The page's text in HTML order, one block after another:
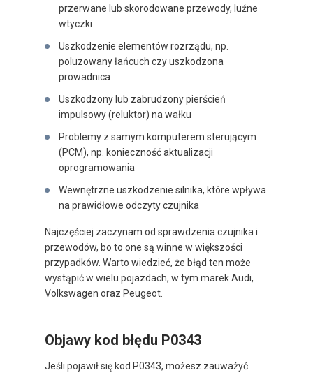
przerwane lub skorodowane przewody, luźne
wtyczki
Uszkodzenie elementów rozrządu, np.
poluzowany łańcuch czy uszkodzona
prowadnica
Uszkodzony lub zabrudzony pierścień
impulsowy (reluktor) na wałku
Problemy z samym komputerem sterującym
(PCM), np. konieczność aktualizacji
oprogramowania
Wewnętrzne uszkodzenie silnika, które wpływa
na prawidłowe odczyty czujnika
Najczęściej zaczynam od sprawdzenia czujnika i
przewodów, bo to one są winne w większości
przypadków. Warto wiedzieć, że błąd ten może
wystąpić w wielu pojazdach, w tym marek Audi,
Volkswagen oraz Peugeot.
Objawy kod błędu P0343
Jeśli pojawił się kod P0343, możesz zauważyć